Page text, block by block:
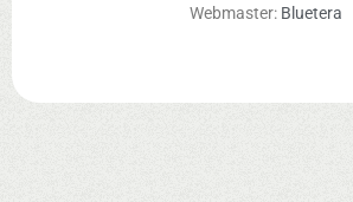
Webmaster: Bluetera